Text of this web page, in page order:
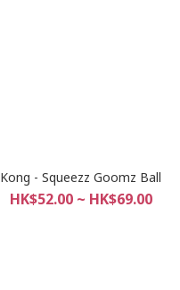
Kong - Squeezz Goomz Ball
HK$52.00 ~ HK$69.00